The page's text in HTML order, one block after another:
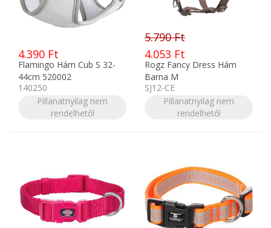
4.390 Ft
Flamingo Hám Cub S 32-
44cm 520002
140250
Pillanatnyilag nem
rendelhető!
5.790 Ft
4.053 Ft
Rogz Fancy Dress Hám
Barna M
SJ12-CE
Pillanatnyilag nem
rendelhető!